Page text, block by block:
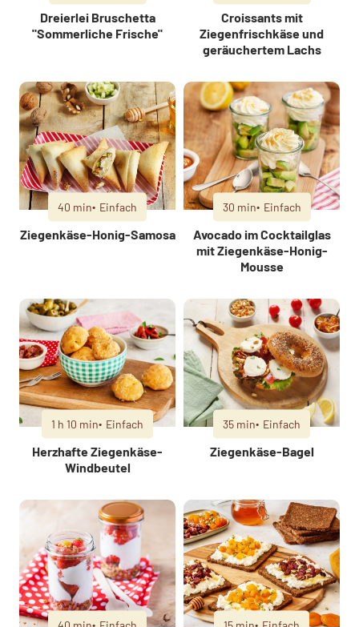
Dreierlei Bruschetta
"Sommerliche Frische"
Croissants mit
Ziegenfrischkäse und
geräuchertem Lachs
40 min Einfach
Ziegenkäse-Honig-Samosa
30 min Einfach
Avocado im Cocktailglas
mit Ziegenkäse-Honig-
Mousse
1 h 10 min Einfach
Herzhafte Ziegenkäse-
Windbeutel
35 min Einfach
Ziegenkäse-Bagel